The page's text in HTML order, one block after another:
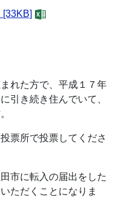
[33KB]
れた方で、平成１７年
引き続き住んでいて、
票所で投票してくださ
市に転入の届出をした
ただくことになりま